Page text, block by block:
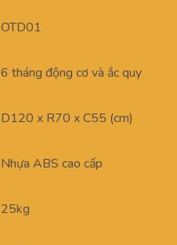
OTD01
6 tháng động cơ và ắc quy
D120 x R70 x C55 (cm)
Nhựa ABS cao cấp
25kg